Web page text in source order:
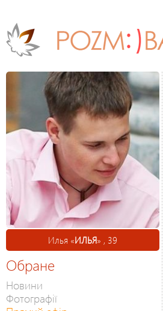
Илья «ИЛЬЯ» , 39
Обране
Новини
Фотографії